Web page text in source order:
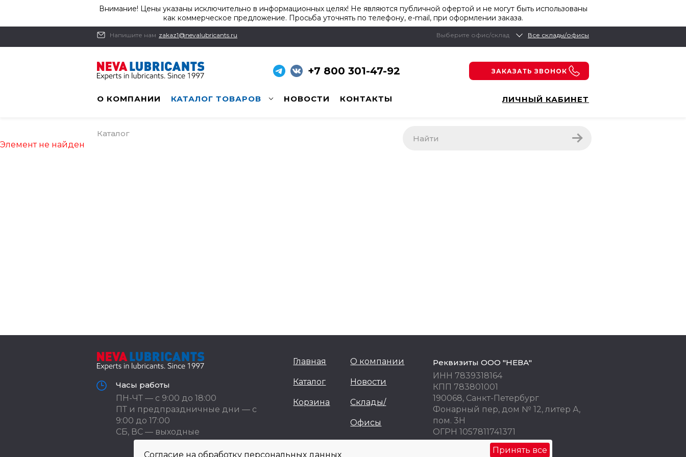
Согласие на обработку персональных данных Принять все
Внимание! Цены указаны исключительно в информационных целях! Не являются публичной офертой и не могут быть использованы
как коммерческое предложение. Просьба уточнять по телефону, e-mail, при оформлении заказа.
Напишите нам zakaz1@nevalubricants.ru Выберите офис/склад Все склады/офисы
+7 800 301-47-92 ЗАКАЗАТЬ ЗВОНОК
О КОМПАНИИ КАТАЛОГ ТОВАРОВ НОВОСТИ КОНТАКТЫ ЛИЧНЫЙ КАБИНЕТ
Каталог
Элемент не найден
Часы работы
ПН-ЧТ — с 9:00 до 18:00
ПТ и предпраздничные дни — с
9:00 до 17:00
СБ, ВС — выходные
Главная
Каталог
Корзина
О компании
Новости
Склады/
Офисы
Реквизиты ООО "НЕВА"
ИНН 7839318164
КПП 783801001
190068, Санкт-Петербург
Фонарный пер, дом № 12, литер А,
пом. 3Н
ОГРН 1057811741371
ОКПО 77676245